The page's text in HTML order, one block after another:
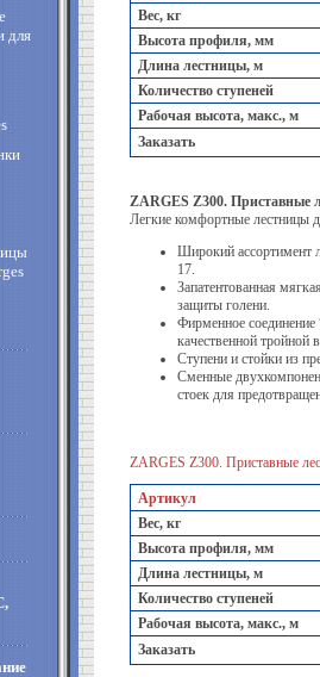
для
Вес, кг
Высота профиля, мм
Длина лестницы, м
Количество ступеней
Рабочая высота, макс., м
Заказать
ZARGES Z300. Приставные
Легкие комфортные лестницы
Широкий ассортимент
17.
Запатентованная
защиты голени.
Фирменное соединение
качественной тройной
Ступени и стойки из
Сменные
стоек для
ZARGES Z300. Приставные
Артикул
Вес, кг
Высота профиля, мм
Длина лестницы, м
Количество ступеней
Рабочая высота, макс., м
Заказать